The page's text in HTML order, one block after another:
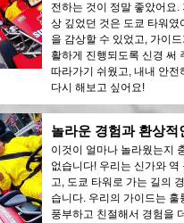
전하는 것이 정말 좋았어요.
상 깊었던 것은 도쿄 타워였
을 감상할 수 있었고, 가이
활하게 진행되도록 신경 써
따라가기 쉬웠고, 내내 안전
다시 해보고 싶어요!
놀라운 경험과 환상적
이것이 얼마나 놀라웠는지
없습니다! 우리는 신가와 역
고, 도쿄 타워로 가는 길의
습니다. 우리의 가이드는 훌
풍부하고 친절해서 경험을